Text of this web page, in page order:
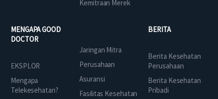
Kemitraan Merek
MENGAPA GOOD
DOCTOR
EKSPLOR
Mengapa
Telekesehatan?
Jaringan Mitra
Perusahaan
Asuransi
Fasilitas Kesehatan
BERITA
Berita Kesehatan
Perusahaan
Berita Kesehatan
Pribadi